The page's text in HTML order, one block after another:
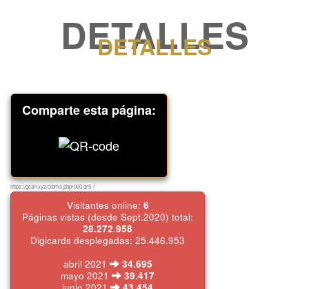
DETALLES
DETALLES
Comparte esta página:
https://gcan.xyz/cibms.php•900 qr5 √
Visitantes online: 6
Páginas vistas (desde Sept.2020) total:
28.272.958
Digicards desplegadas: 25.446.953
abril 2021
34.695
mayo 2021
39.417